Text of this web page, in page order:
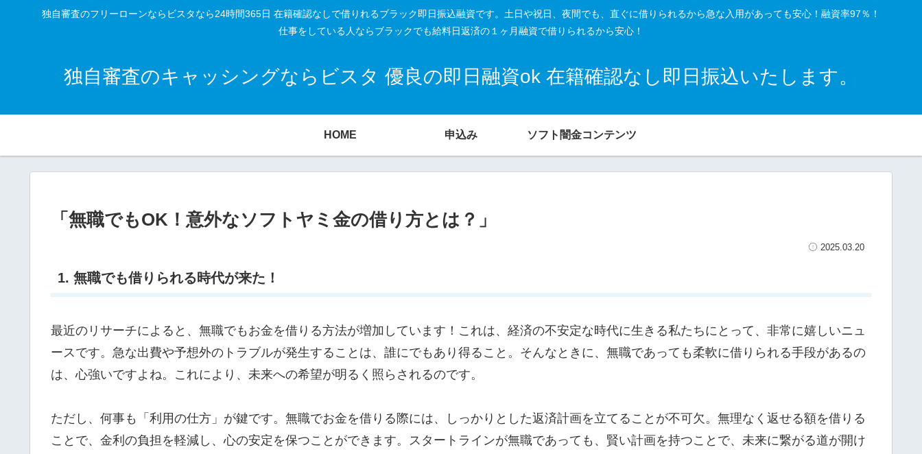
独自審査のフリーローンならビスタなら24時間365日 在籍確認なしで借りれるブラック即日振込融資です。土日や祝日、夜間でも、直ぐに借りられるから急な入用があっても安心！融資率97％！
仕事をしている人ならブラックでも給料日返済の１ヶ月融資で借りられるから安心！
独自審査のキャッシングならビスタ 優良の即日融資ok 在籍確認なし即日振込いたします。
HOME 申込み ソフト闇金コンテンツ
「無職でもOK！意外なソフトヤミ金の借り方とは？」
2025.03.20
1. 無職でも借りられる時代が来た！
最近のリサーチによると、無職でもお金を借りる方法が増加しています！これは、経済の不安定な時代に生きる私たちにとって、非常に嬉しいニュ
ースです。急な出費や予想外のトラブルが発生することは、誰にでもあり得ること。そんなときに、無職であっても柔軟に借りられる手段があるの
は、心強いですよね。これにより、未来への希望が明るく照らされるのです。
ただし、何事も「利用の仕方」が鍵です。無職でお金を借りる際には、しっかりとした返済計画を立てることが不可欠。無理なく返せる額を借りる
ことで、金利の負担を軽減し、心の安定を保つことができます。スタートラインが無職であっても、賢い計画を持つことで、未来に繋がる道が開け